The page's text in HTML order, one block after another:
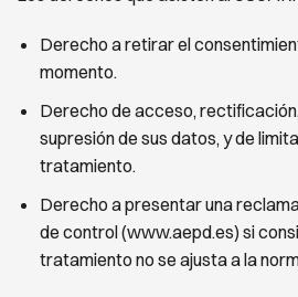
Derecho a retirar el
momento.
Derecho de acceso,
supresión de sus datos, y de
tratamiento.
Derecho a presentar una
de control (www.aepd.es) si
tratamiento no se ajusta a la